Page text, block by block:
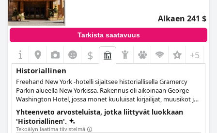
Alkaen 241 $
Tarkista saatavuus
$ +5
Historiallinen
Freehand New York -hotelli sijaitsee historiallisella Gramercy
Parkin alueella New Yorkissa. Rakennus oli aikoinaan George
Washington Hotel, jossa monet kuuluisat kirjailijat, muusikot ja
taiteilijat vierailivat.
Yhteenveto arvosteluista, jotka liittyvät luokkaan
'Historiallinen'.
Tekoälyn laatima tiivistelmä